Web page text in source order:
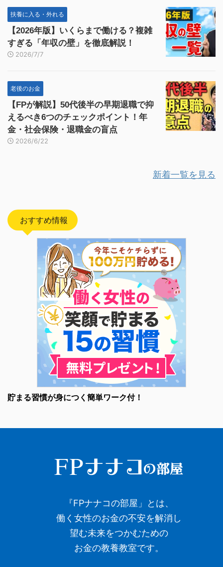
扶養に入る・外れる
【2026年版】いくらまで働ける？複雑
すぎる「年収の壁」を徹底解説！
2026/7/7
老後のお金
【FPが解説】50代後半の早期退職で抑
えるべき6つのチェックポイント！年
金・社会保険・退職金の盲点
2026/6/22
新着一覧を見る
おすすめ情報
貯まる習慣が身につく簡単ワーク付！
『FPナナコの部屋」とは、
働く女性のお金の不安を解消し
望む未来をつかむための
お金の教養教室です。